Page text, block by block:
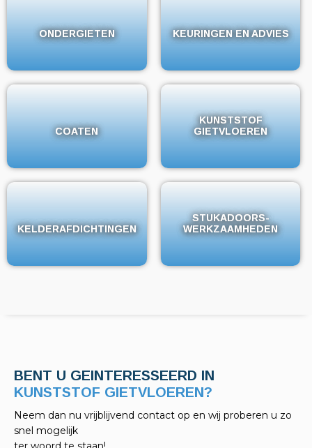
ONDERGIETEN
ONDERGIETEN KEURINGEN EN ADVIES
KEURINGEN EN ADVIES
COATEN
COATEN
KUNSTSTOF
GIETVLOEREN
KUNSTSTOF
GIETVLOEREN
KELDERAFDICHTINGEN
KELDERAFDICHTINGEN
STUKADOORS-
WERKZAAMHEDEN
STUKADOORS-
WERKZAAMHEDEN
BENT U GEINTERESSEERD IN
KELDERAFDICHTINGEN?
Neem dan nu vrijblijvend contact op en wij proberen u zo
snel mogelijk